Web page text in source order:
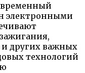
электронными
других важных
технологий